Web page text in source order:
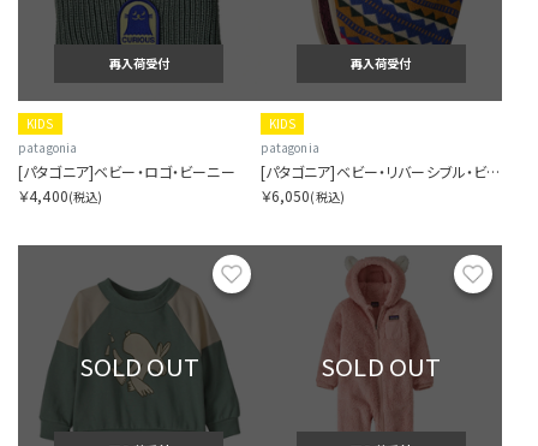
再入荷受付
KIDS
patagonia
[パタゴニア]ベビー・ロゴ・ビーニー
￥4,400(税込)
再入荷受付
KIDS
patagonia
[パタゴニア]ベビー・リバーシブル・ビーニー
￥6,050(税込)
お気に入り
SOLD OUT SOLD OUT